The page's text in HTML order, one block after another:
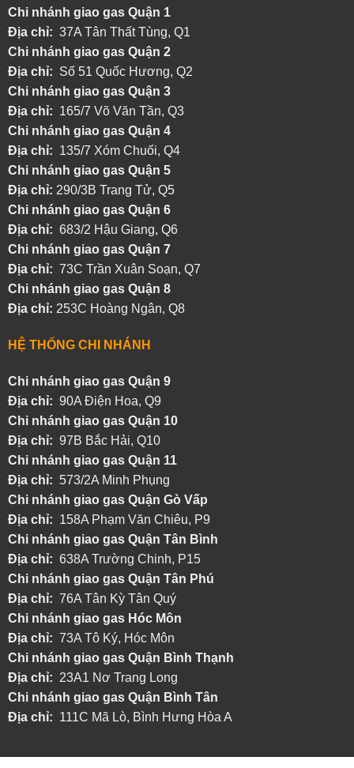
Chi nhánh giao gas Quận 1
Địa chỉ: 37A Tân Thất Tùng, Q1
Chi nhánh giao gas Quận 2
Địa chỉ: Số 51 Quốc Hương, Q2
Chi nhánh giao gas Quận 3
Địa chỉ: 165/7 Võ Văn Tần, Q3
Chi nhánh giao gas Quận 4
Địa chỉ: 135/7 Xóm Chuối, Q4
Chi nhánh giao gas Quận 5
Địa chỉ: 290/3B Trang Tử, Q5
Chi nhánh giao gas Quận 6
Địa chỉ: 683/2 Hậu Giang, Q6
Chi nhánh giao gas Quận 7
Địa chỉ: 73C Trần Xuân Soạn, Q7
Chi nhánh giao gas Quận 8
Địa chỉ: 253C Hoàng Ngân, Q8
HỆ THỐNG CHI NHÁNH
Chi nhánh giao gas Quận 9
Địa chỉ: 90A Điện Hoa, Q9
Chi nhánh giao gas Quận 10
Địa chỉ: 97B Bắc Hải, Q10
Chi nhánh giao gas Quận 11
Địa chỉ: 573/2A Minh Phụng
Chi nhánh giao gas Quận Gò Vấp
Địa chỉ: 158A Phạm Văn Chiêu, P9
Chi nhánh giao gas Quận Tân Bình
Địa chỉ: 638A Trường Chinh, P15
Chi nhánh giao gas Quận Tân Phú
Địa chỉ: 76A Tân Kỳ Tân Quý
Chi nhánh giao gas Hóc Môn
Địa chỉ: 73A Tô Ký, Hóc Môn
Chi nhánh giao gas Quận Bình Thạnh
Địa chỉ: 23A1 Nơ Trang Long
Chi nhánh giao gas Quận Bình Tân
Địa chỉ: 111C Mã Lò, Bình Hưng Hòa A